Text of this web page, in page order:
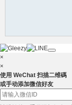
×
×
使用 WeChat 扫描二维碼
或手动添加微信好友